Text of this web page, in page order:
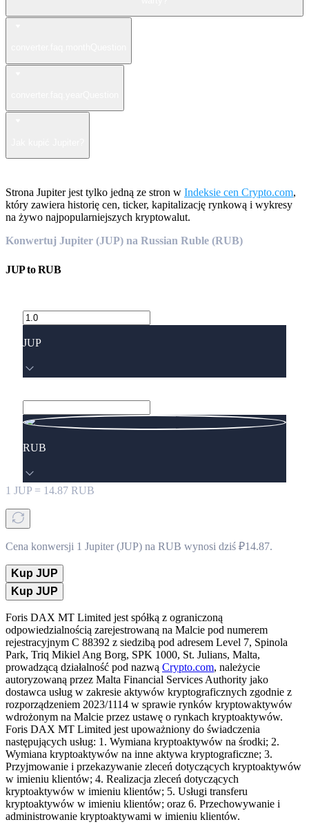
Strona Jupiter jest tylko jedną ze stron w Indeksie cen Crypto.com,
który zawiera historię cen, ticker, kapitalizację rynkową i wykresy
na żywo najpopularniejszych kryptowalut.
Konwertuj Jupiter (JUP) na Russian Ruble (RUB)
JUPtoRUB
JUP
RUB
1 JUP = 14.87 RUB
Cena konwersji 1 Jupiter (JUP) na RUB wynosi dziś ₽14.87.
Kup JUP
Kup JUP
Foris DAX MT Limited jest spółką z ograniczoną
odpowiedzialnością zarejestrowaną na Malcie pod numerem
rejestracyjnym C 88392 z siedzibą pod adresem Level 7, Spinola
Park, Triq Mikiel Ang Borg, SPK 1000, St. Julians, Malta,
prowadzącą działalność pod nazwą Crypto.com, należycie
autoryzowaną przez Malta Financial Services Authority jako
dostawca usług w zakresie aktywów kryptograficznych zgodnie z
rozporządzeniem 2023/1114 w sprawie rynków kryptowaktywów
wdrożonym na Malcie przez ustawę o rynkach kryptoaktywów.
Foris DAX MT Limited jest upoważniony do świadczenia
następujących usług: 1. Wymiana kryptoaktywów na środki; 2.
Wymiana kryptoaktywów na inne aktywa kryptograficzne; 3.
Przyjmowanie i przekazywanie zleceń dotyczących kryptoaktywów
w imieniu klientów; 4. Realizacja zleceń dotyczących
kryptoaktywów w imieniu klientów; 5. Usługi transferu
kryptoaktywów w imieniu klientów; oraz 6. Przechowywanie i
administrowanie kryptoaktywami w imieniu klientów.